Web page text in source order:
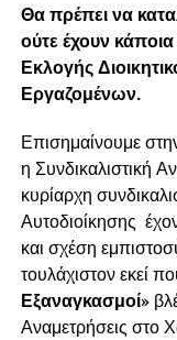
Θα πρέπει να
ούτε έχουν
Εκλογής
Εργαζομένων.
Επισημαίνουμε
η Συνδικαλιστική
κυρίαρχη
Αυτοδιοίκησης
και σχέση
τουλάχιστον εκεί
Εξαναγκασμοί»
Αναμετρήσεις στο